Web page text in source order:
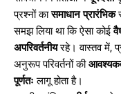
प्रश्नों कासमाधान प्रारंभिक
समझ लिया था कि ऐसा कोई
अपरिवर्तनीयरहे। वास्तव में,
अनुरूप परिवर्तनों की
पूर्णतः लागू होता है।